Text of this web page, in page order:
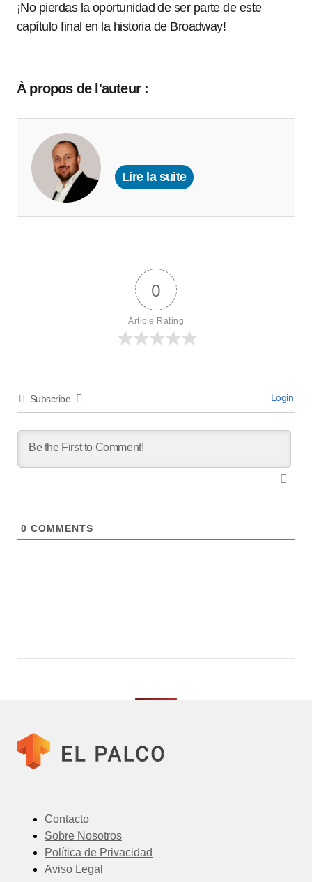
¡No pierdas la oportunidad de ser parte de este
capítulo final en la historia de Broadway!
À propos de l'auteur :
Lire la suite
0
Article Rating
Subscribe Login
0 COMMENTS
Contacto
Sobre Nosotros
Política de Privacidad
Aviso Legal